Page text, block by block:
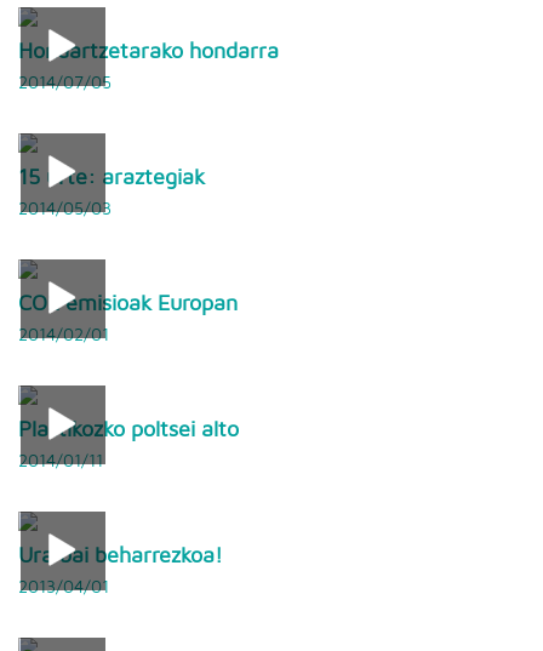
Hondartzetarako hondarra
2014/07/05
15 urte: araztegiak
2014/05/03
CO2 emisioak Europan
2014/02/01
Plastikozko poltsei alto
2014/01/11
Ura bai beharrezkoa!
2013/04/01